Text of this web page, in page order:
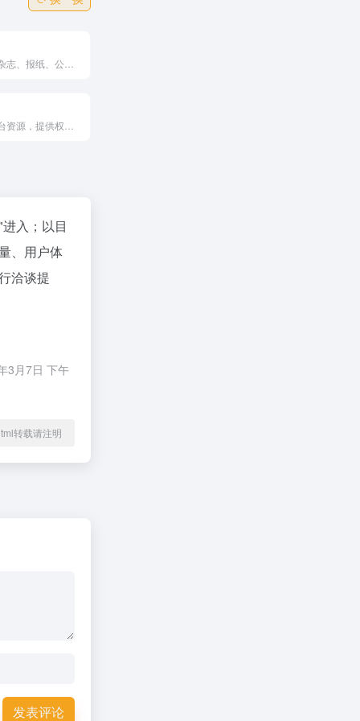
入；以目
、用户体
洽谈提
3月7日 下午
转载请注明
发表评论